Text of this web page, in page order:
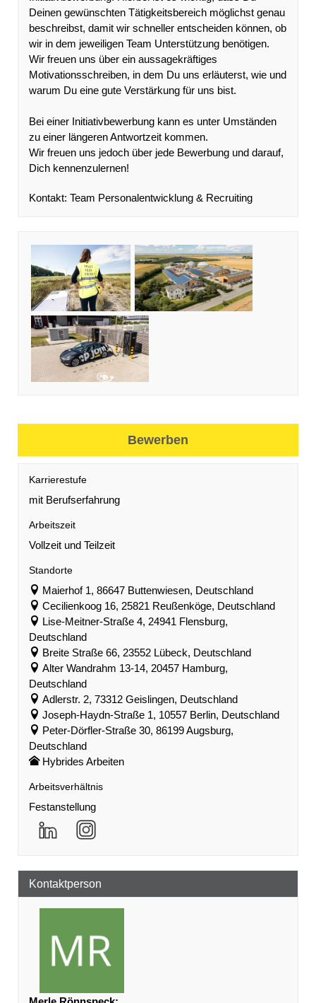
Deinen gewünschten Tätigkeitsbereich möglichst genau
beschreibst, damit wir schneller entscheiden können, ob
wir in dem jeweiligen Team Unterstützung benötigen.
Wir freuen uns über ein aussagekräftiges
Motivationsschreiben, in dem Du uns erläuterst, wie und
warum Du eine gute Verstärkung für uns bist.
Bei einer Initiativbewerbung kann es unter Umständen
zu einer längeren Antwortzeit kommen.
Wir freuen uns jedoch über jede Bewerbung und darauf,
Dich kennenzulernen!
Kontakt: Team Personalentwicklung & Recruiting
Bewerben
Karrierestufe
mit Berufserfahrung
Arbeitszeit
Vollzeit und Teilzeit
Standorte
Maierhof 1, 86647 Buttenwiesen, Deutschland
Cecilienkoog 16, 25821 Reußenköge, Deutschland
Lise-Meitner-Straße 4, 24941 Flensburg,
Deutschland
Breite Straße 66, 23552 Lübeck, Deutschland
Alter Wandrahm 13-14, 20457 Hamburg,
Deutschland
Adlerstr. 2, 73312 Geislingen, Deutschland
Joseph-Haydn-Straße 1, 10557 Berlin, Deutschland
Peter-Dörfler-Straße 30, 86199 Augsburg,
Deutschland
Hybrides Arbeiten
Arbeitsverhältnis
Festanstellung
Kontaktperson